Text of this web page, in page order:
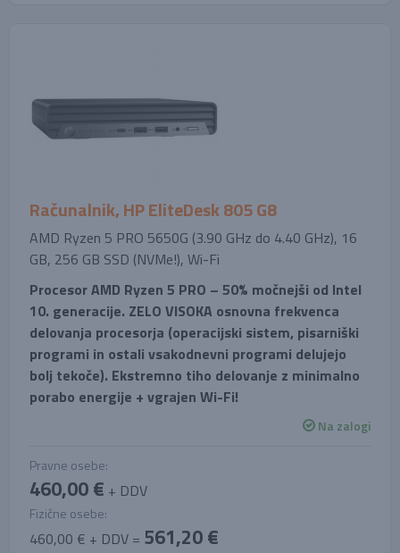
Računalnik, HP EliteDesk 805 G8
AMD Ryzen 5 PRO 5650G (3.90 GHz do 4.40 GHz), 16
GB, 256 GB SSD (NVMe!), Wi-Fi
Procesor AMD Ryzen 5 PRO – 50% močnejši od Intel
10. generacije. ZELO VISOKA osnovna frekvenca
delovanja procesorja (operacijski sistem, pisarniški
programi in ostali vsakodnevni programi delujejo
bolj tekoče). Ekstremno tiho delovanje z minimalno
porabo energije + vgrajen Wi-Fi!
Na zalogi
Pravne osebe:
460,00 € + DDV
Fizične osebe:
460,00 € + DDV = 561,20 €